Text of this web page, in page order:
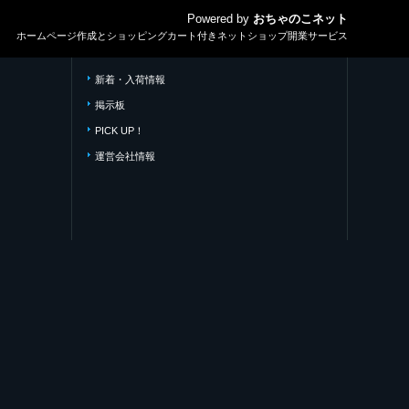
Powered by おちゃのこネット
ホームページ作成とショッピングカート付きネットショップ開業サービス
新着・入荷情報
掲示板
PICK UP！
運営会社情報